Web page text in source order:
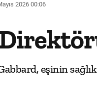
2026 00:06
eşinin